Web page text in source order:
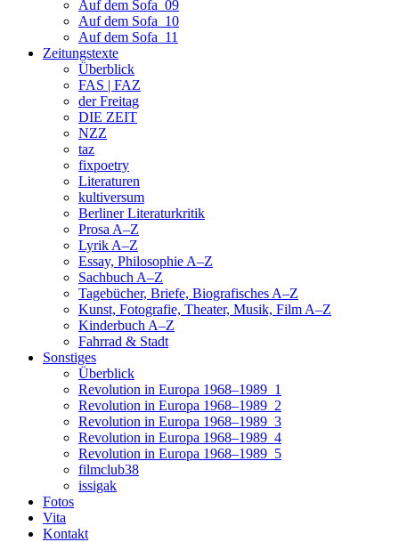
Auf dem Sofa_09
Auf dem Sofa_10
Auf dem Sofa_11
Zeitungstexte
Überblick
FAS | FAZ
der Freitag
DIE ZEIT
NZZ
taz
fixpoetry
Literaturen
kultiversum
Berliner Literaturkritik
Prosa A–Z
Lyrik A–Z
Essay, Philosophie A–Z
Sachbuch A–Z
Tagebücher, Briefe, Biografisches A–Z
Kunst, Fotografie, Theater, Musik, Film A–Z
Kinderbuch A–Z
Fahrrad & Stadt
Sonstiges
Überblick
Revolution in Europa 1968–1989_1
Revolution in Europa 1968–1989_2
Revolution in Europa 1968–1989_3
Revolution in Europa 1968–1989_4
Revolution in Europa 1968–1989_5
filmclub38
issigak
Fotos
Vita
Kontakt